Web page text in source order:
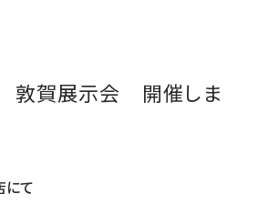
敦賀展示会 開催しま
にて